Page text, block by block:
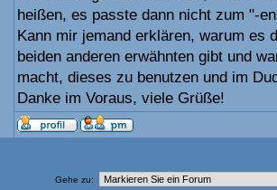
heißen, es passte dann nicht zum "-
Kann mir jemand erklären, warum es
beiden anderen erwähnten gibt und
macht, dieses zu benutzen und im
Danke im Voraus, viele Grüße!
Gehe zu: